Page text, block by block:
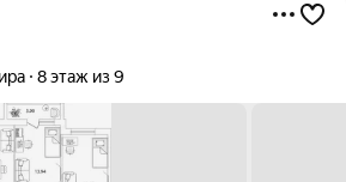
8 этаж из 9